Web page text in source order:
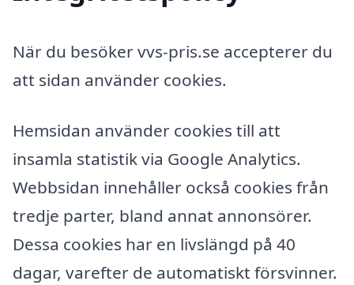
När du besöker vvs-pris.se accepterer du
att sidan använder cookies.
Hemsidan använder cookies till att
insamla statistik via Google Analytics.
Webbsidan innehåller också cookies från
tredje parter, bland annat annonsörer.
Dessa cookies har en livslängd på 40
dagar, varefter de automatiskt försvinner.